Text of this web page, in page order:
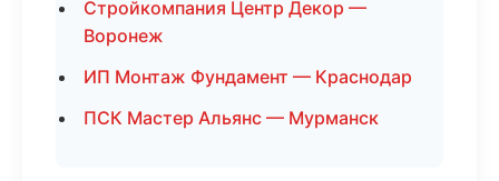
Стройкомпания Центр Декор —
Воронеж
ИП Монтаж Фундамент — Краснодар
ПСК Мастер Альянс — Мурманск